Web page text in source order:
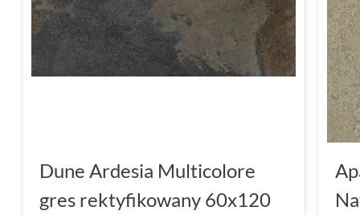
Dune Ardesia Multicolore
gres rektyfikowany 60x120